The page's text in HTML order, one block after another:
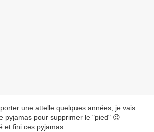
une attelle quelques années, je vais
pyjamas pour supprimer le "pied" 😉
fini ces pyjamas ...